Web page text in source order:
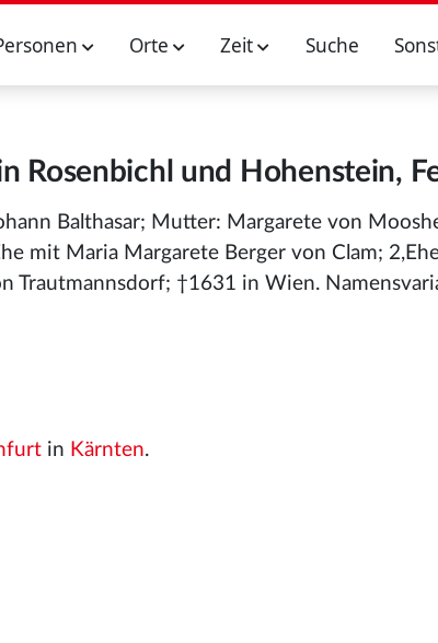
Orte Zeit Suche
Rosenbichl und Hohenstein,
Balthasar; Mutter: Margarete von
mit Maria Margarete Berger von Clam;
Trautmannsdorf; †1631 in Wien.
in Kärnten.